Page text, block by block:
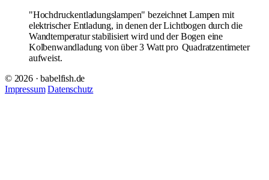
"Hochdruckentladungslampen" bezeichnet Lampen mit
elektrischer Entladung, in denen der Lichtbogen durch die
Wandtemperatur stabilisiert wird und der Bogen eine
Kolbenwandladung von über 3 Watt pro Quadratzentimeter
aufweist.
© 2026 · babelfish.de
Impressum Datenschutz